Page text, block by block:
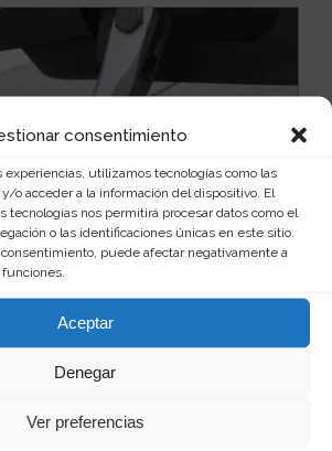
consentimiento
experiencias, utilizamos tecnologías como las
o acceder a la información del dispositivo. El
tecnologías nos permitirá procesar datos como el
o las identificaciones únicas en este sitio.
puede afectar negativamente a
Aceptar
Denegar
Ver preferencias
zapatilla para caballete